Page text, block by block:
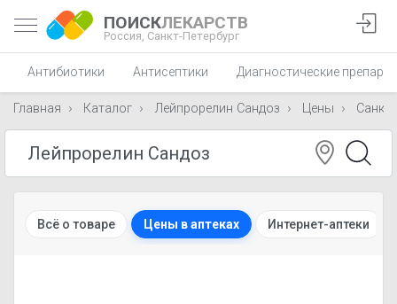
ПОИСКЛЕКАРСТВ
Россия, Санкт-Петербург
Антибиотики Антисептики Диагностические
Главная Каталог Лейпрорелин Сандоз Цены
Всё о товаре Цены в аптеках Интернет-аптеки